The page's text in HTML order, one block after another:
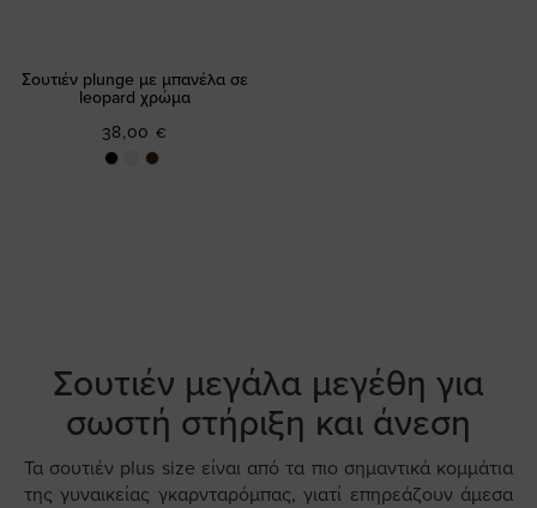
Σουτιέν plunge με μπανέλα σε
leopard χρώμα
38,00 €
Σουτιέν μεγάλα μεγέθη για
σωστή στήριξη και άνεση
Τα σουτιέν plus size είναι από τα πιο σημαντικά κομμάτια
της γυναικείας γκαρνταρόμπας, γιατί επηρεάζουν άμεσα